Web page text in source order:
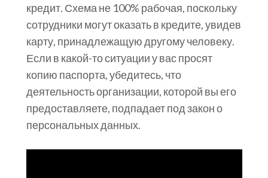
кредит. Схема не 100% рабочая, поскольку
сотрудники могут оказать в кредите, увидев
карту, принадлежащую другому человеку.
Если в какой-то ситуации у вас просят
копию паспорта, убедитесь, что
деятельность организации, которой вы его
предоставляете, подпадает под закон о
персональных данных.